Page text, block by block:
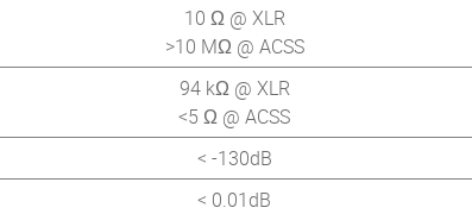
10 Ω @ XLR
>10 MΩ @ ACSS
94 kΩ @ XLR
<5 Ω @ ACSS
< -130dB
< 0.01dB